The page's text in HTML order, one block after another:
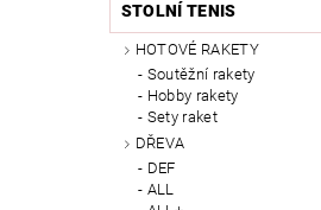
STOLNÍ TENIS
HOTOVÉ RAKETY
Soutěžní rakety
Hobby rakety
Sety raket
DŘEVA
DEF
ALL